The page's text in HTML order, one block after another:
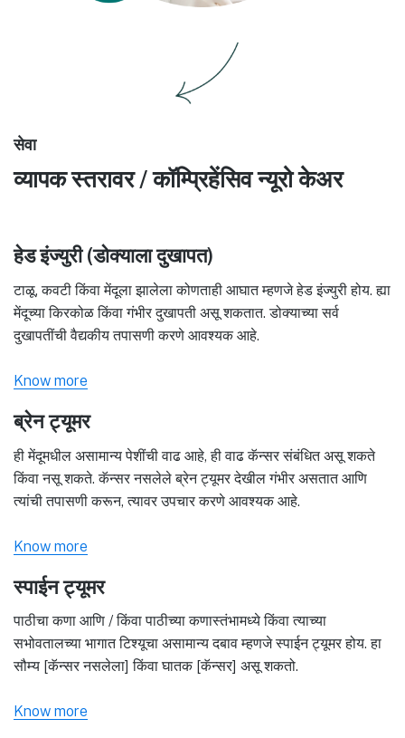
सेवा
व्यापक स्तरावर / कॉम्प्रिहेंसिव न्यूरो केअर
हेड इंज्युरी (डोक्याला दुखापत)
टाळू, कवटी किंवा मेंदूला झालेला कोणताही आघात म्हणजे हेड इंज्युरी होय. ह्या
मेंदूच्या किरकोळ किंवा गंभीर दुखापती असू शकतात. डोक्याच्या सर्व
दुखापतींची वैद्यकीय तपासणी करणे आवश्यक आहे.
Know more
ब्रेन ट्यूमर
ही मेंदूमधील असामान्य पेशींची वाढ आहे, ही वाढ कॅन्सर संबंधित असू शकते
किंवा नसू शकते. कॅन्सर नसलेले ब्रेन ट्यूमर देखील गंभीर असतात आणि
त्यांची तपासणी करून, त्यावर उपचार करणे आवश्यक आहे.
Know more
स्पाईन ट्यूमर
पाठीचा कणा आणि / किंवा पाठीच्या कणास्तंभामध्ये किंवा त्याच्या
सभोवतालच्या भागात टिश्यूचा असामान्य दबाव म्हणजे स्पाईन ट्यूमर होय. हा
सौम्य [कॅन्सर नसलेला] किंवा घातक [कॅन्सर] असू शकतो.
Know more